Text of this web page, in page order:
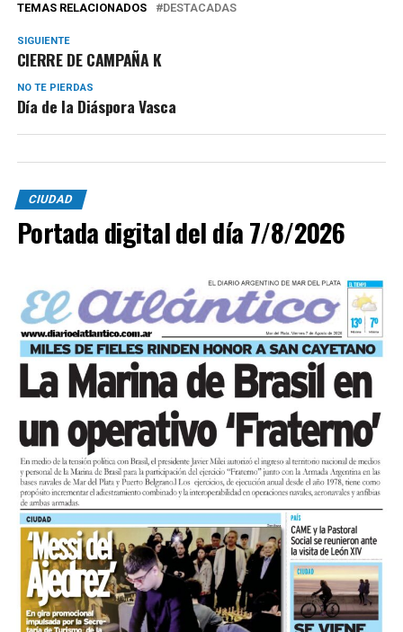
TEMAS RELACIONADOS DESTACADAS
SIGUIENTE
CIERRE DE CAMPAÑA K
NO TE PIERDAS
Día de la Diáspora Vasca
CIUDAD
Portada digital del día 7/8/2026